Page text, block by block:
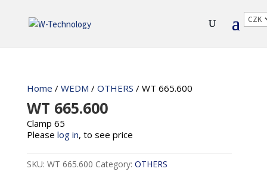
Home / WEDM / OTHERS / WT 665.600
WT 665.600
Please log in, to see price
Clamp 65
SKU: WT 665.600 Category: OTHERS